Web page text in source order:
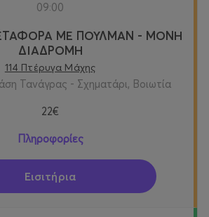
09:00
ΜΕ ΠΟΥΛΜΑΝ - ΜΟΝΗ
ΔΙΑΔΡΟΜΗ
114 Πτέρυγα Μάχης
Τανάγρας - Σχηματάρι, Βοιωτία
22€
Πληροφορίες
Εισιτήρια